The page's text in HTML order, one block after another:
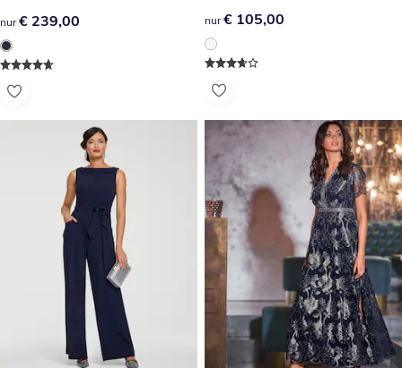
€ 239,00
nur € 239,00 € 105,00
nur € 105,00